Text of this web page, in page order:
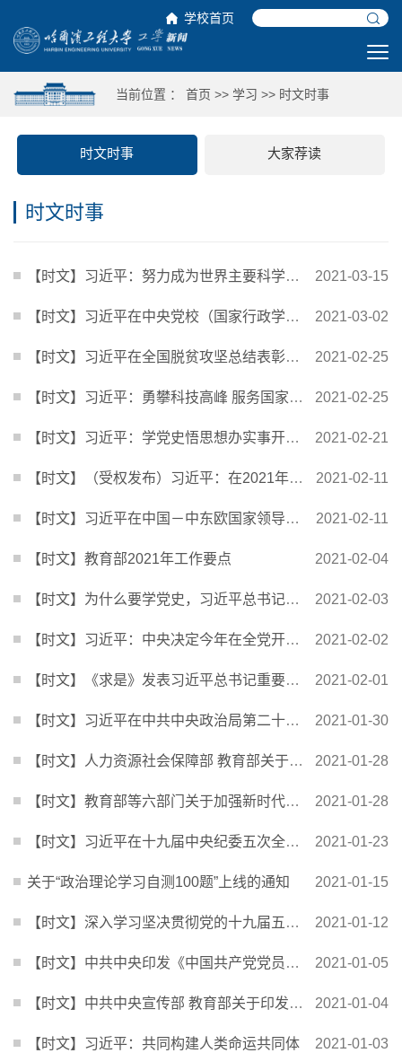
学校首页
当前位置 ： 首页 >> 学习 >> 时文时事
时文时事 大家荐读
时文时事
【时文】习近平：努力成为世界主要科学中心和创新高地 2021-03-15
【时文】习近平在中央党校（国家行政学院）中青年干部培训班开班式上发表重要讲话 2021-03-02
【时文】习近平在全国脱贫攻坚总结表彰大会上的讲话 2021-02-25
【时文】习近平：勇攀科技高峰 服务国家发展大局 为人类和平利用太空作出新的更大贡献 2021-02-25
【时文】习近平：学党史悟思想办实事开新局 以优异成绩迎接建党一百周年 2021-02-21
【时文】（受权发布）习近平：在2021年春节团拜会上的讲话 2021-02-11
【时文】习近平在中国－中东欧国家领导人峰会上的主旨讲话（全文） 2021-02-11
【时文】教育部2021年工作要点 2021-02-04
【时文】为什么要学党史，习近平总书记这样讲 2021-02-03
【时文】习近平：中央决定今年在全党开展中共党史学习教育 2021-02-02
【时文】《求是》发表习近平总书记重要文章《全面加强知识产权保护工作 激发创新活力推动构建新... 2021-02-01
【时文】习近平在中共中央政治局第二十七次集体学习时强调 完整准确全面贯彻新发展理念 确保“... 2021-01-30
【时文】人力资源社会保障部 教育部关于深化高等学校教师职称制度改革的指导意见 2021-01-28
【时文】教育部等六部门关于加强新时代高校教师队伍建设改革的指导意见 2021-01-28
【时文】习近平在十九届中央纪委五次全会上发表重要讲话 2021-01-23
关于“政治理论学习自测100题”上线的通知 2021-01-15
【时文】深入学习坚决贯彻党的十九届五中全会精神 确保全面建设社会主义现代化国家开好局 2021-01-12
【时文】中共中央印发《中国共产党党员权利保障条例》 2021-01-05
【时文】中共中央宣传部 教育部关于印发《新时代学校思想政治理论课改革创新实施方案》的通知 2021-01-04
【时文】习近平：共同构建人类命运共同体 2021-01-03